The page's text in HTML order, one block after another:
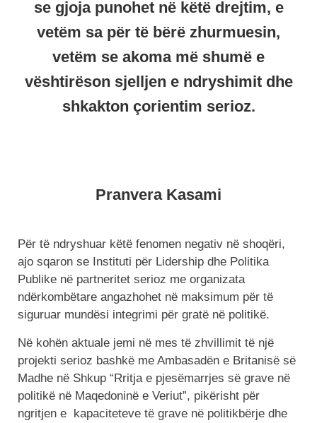
se gjoja punohet në këtë drejtim, e
vetëm sa për të bërë zhurmuesin,
vetëm se akoma më shumë e
vështirëson sjelljen e ndryshimit dhe
shkakton çorientim serioz.
Pranvera Kasami
Për të ndryshuar këtë fenomen negativ në shoqëri,
ajo sqaron se Instituti për Lidership dhe Politika
Publike në partneritet serioz me organizata
ndërkombëtare angazhohet në maksimum për të
siguruar mundësi integrimi për gratë në politikë.
Në kohën aktuale jemi në mes të zhvillimit të një
projekti serioz bashkë me Ambasadën e Britanisë së
Madhe në Shkup “Rritja e pjesëmarrjes së grave në
politikë në Maqedoninë e Veriut”, pikërisht për
ngritjen e kapaciteteve të grave në politikbërje dhe